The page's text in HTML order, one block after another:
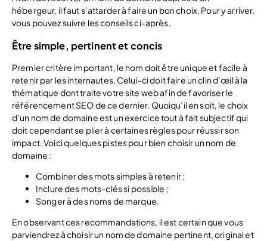
hébergeur, il faut s’attarder à faire un bon choix. Pour y arriver,
vous pouvez suivre les conseils ci-après.
Être simple, pertinent et concis
Premier critère important, le nom doit être unique et facile à
retenir par les internautes. Celui-ci doit faire un clin d’œil à la
thématique dont traite votre site web afin de favoriser le
référencement SEO de ce dernier. Quoiqu’il en soit, le choix
d’un nom de domaine est un exercice tout à fait subjectif qui
doit cependant se plier à certaines règles pour réussir son
impact. Voici quelques pistes pour bien choisir un nom de
domaine :
Combiner des mots simples à retenir ;
Inclure des mots-clés si possible ;
Songer à des noms de marque.
En observant ces recommandations, il est certain que vous
parviendrez à choisir un nom de domaine pertinent, original et